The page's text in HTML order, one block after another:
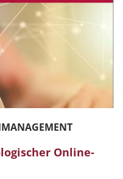
Online-